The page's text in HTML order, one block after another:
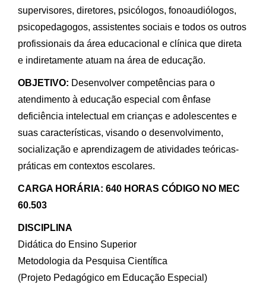
supervisores, diretores, psicólogos, fonoaudiólogos,
psicopedagogos, assistentes sociais e todos os outros
profissionais da área educacional e clínica que direta
e indiretamente atuam na área de educação.
OBJETIVO: Desenvolver competências para o
atendimento à educação especial com ênfase
deficiência intelectual em crianças e adolescentes e
suas características, visando o desenvolvimento,
socialização e aprendizagem de atividades teóricas-
práticas em contextos escolares.
CARGA HORÁRIA: 640 HORAS CÓDIGO NO MEC
60.503
DISCIPLINA
Didática do Ensino Superior
Metodologia da Pesquisa Científica
(Projeto Pedagógico em Educação Especial)